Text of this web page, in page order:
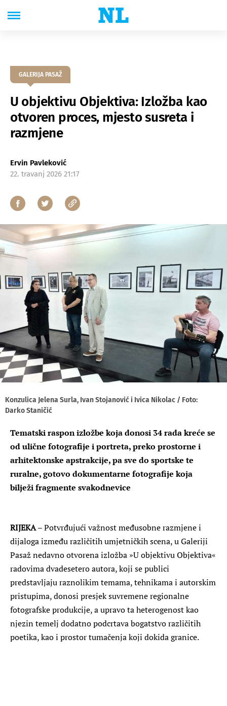
GALERIJA PASAŽ
U objektivu Objektiva: Izložba kao
otvoren proces, mjesto susreta i
razmjene
Ervin Pavleković
22. travanj 2026 21:17
Konzulica Jelena Surla, Ivan Stojanović i Ivica Nikolac / Foto:
Darko Staničić
Tematski raspon izložbe koja donosi 34 rada kreće se
od ulične fotografije i portreta, preko prostorne i
arhitektonske apstrakcije, pa sve do sportske te
ruralne, gotovo dokumentarne fotografije koja
bilježi fragmente svakodnevice
RIJEKA– Potvrđujući važnost međusobne razmjene i
dijaloga između različitih umjetničkih scena, u Galeriji
Pasaž nedavno otvorena izložba »U objektivu Objektiva«
radovima dvadesetero autora, koji se publici
predstavljaju raznolikim temama, tehnikama i autorskim
pristupima, donosi presjek suvremene regionalne
fotografske produkcije, a upravo ta heterogenost kao
njezin temelj dodatno podcrtava bogatstvo različitih
poetika, kao i prostor tumačenja koji dokida granice.